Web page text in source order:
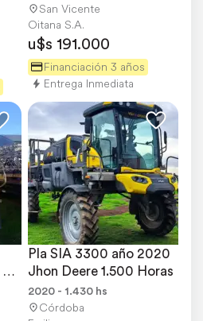
San Vicente
Oitana S.A.
u$s 191.000
Financiación 3 años
Entrega Inmediata
Pla SIA 3300 año 2020
Jhon Deere 1.500 Horas
2020 - 1.430 hs
Córdoba